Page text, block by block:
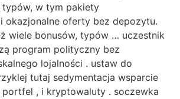
w tym pakiety
okazjonalne oferty bez depozytu.
wiele bonusów, typów … uczestnik
program polityczny bez
lojalności . ustaw do
tutaj sedymentacja wsparcie
, i kryptowaluty . soczewka